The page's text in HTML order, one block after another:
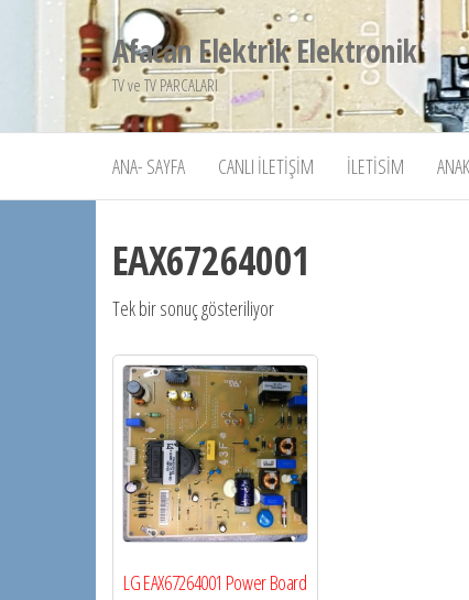
Afacan Elektrik Elektronik
TV ve TV PARCALARI
ANA- SAYFA CANLI İLETIŞIM İLETISIM
EAX67264001
Tek bir sonuç gösteriliyor
LG EAX67264001 Power Board